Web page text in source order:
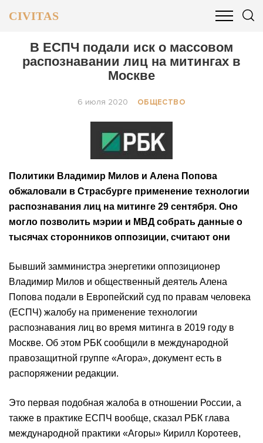
CIVITAS
ОБЩЕСТВО БИЗНЕС И ФИНАНСЫ
В ЕСПЧ подали иск о массовом
распознавании лиц на митингах в
Москве
6 июля 2020 ОБЩЕСТВО
Политики Владимир Милов и Алена Попова
обжаловали в Страсбурге применение технологии
распознавания лиц на митинге 29 сентября. Оно
могло позволить мэрии и МВД собрать данные о
тысячах сторонников оппозиции, считают они
Бывший замминистра энергетики оппозиционер
Владимир Милов и общественный деятель Алена
Попова подали в Европейский суд по правам человека
(ЕСПЧ) жалобу на применение технологии
распознавания лиц во время митинга в 2019 году в
Москве. Об этом РБК сообщили в международной
правозащитной группе «Агора», документ есть в
распоряжении редакции.
Это первая подобная жалоба в отношении России, а
также в практике ЕСПЧ вообще, сказал РБК глава
международной практики «Агоры» Кирилл Коротеев,